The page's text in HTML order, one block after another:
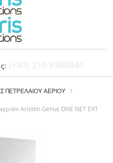
ΠΕΤΡΕΛΑΙΟΥ ΑΕΡΙΟΥ
Ariston Genus ONE NET EXT